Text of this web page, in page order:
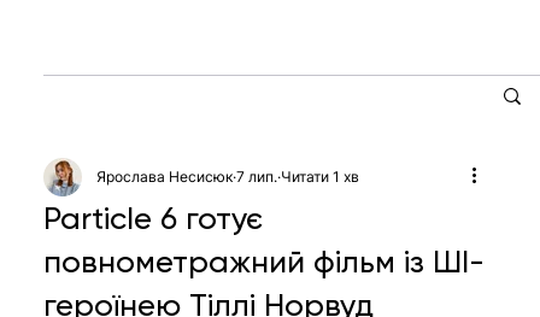
Particle 6 готує
повнометражний фільм із ШІ-
героїнею Тіллі Норвуд
Ярослава Несисюк 7 лип. Читати 1 хв